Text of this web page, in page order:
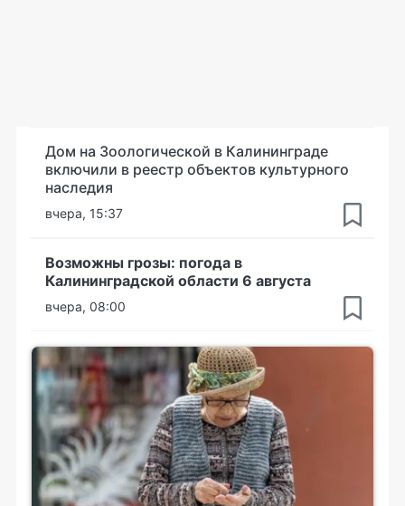
Дом на Зоологической в Калининграде
включили в реестр объектов культурного
наследия
вчера, 15:37
Возможны грозы: погода в
Калининградской области 6 августа
вчера, 08:00